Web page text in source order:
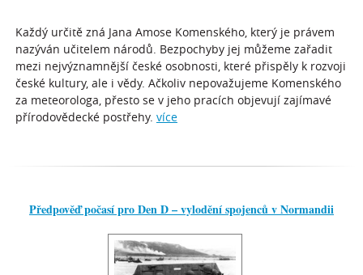
Každý určitě zná Jana Amose Komenského, který je právem
nazýván učitelem národů. Bezpochyby jej můžeme zařadit
mezi nejvýznamnější české osobnosti, které přispěly k rozvoji
české kultury, ale i vědy. Ačkoliv nepovažujeme Komenského
za meteorologa, přesto se v jeho pracích objevují zajímavé
přírodovědecké postřehy. více
Předpověď počasí pro Den D – vylodění spojenců v Normandii